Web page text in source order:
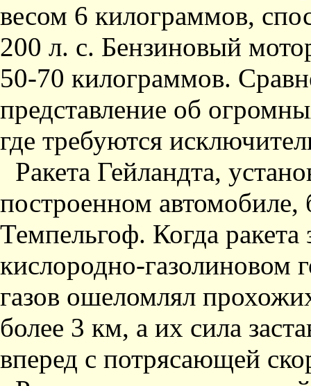
весом 6 килограммов,
200 л. с. Бензиновый
50-70 килограммов.
представление об
где требуются
Ракета Гейландта,
построенном
Темпельгоф. Когда ракета
кислородно-газолиновом
газов ошеломлял
более 3 км, а их сила
вперед с потрясающей